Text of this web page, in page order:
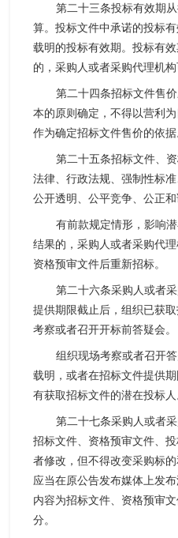
第二十三条投标有效期
算。投标文件中承诺的投标
载明的投标有效期。投标有
的，采购人或者采购代理机
第二十四条招标文件售
本的原则确定，不得以营利
作为确定招标文件售价的依据
第二十五条招标文件、
法律、行政法规、强制性标
公开透明、公平竞争、公正和
有前款规定情形，影响
结果的，采购人或者采购代
资格预审文件后重新招标。
第二十六条采购人或者
提供期限截止后，组织已获
考察或者召开开标前答疑会。
组织现场考察或者召开
载明，或者在招标文件提供
有获取招标文件的潜在投标人
第二十七条采购人或者
招标文件、资格预审文件、
者修改，但不得改变采购标
应当在原公告发布媒体上发
内容为招标文件、资格预审
分。